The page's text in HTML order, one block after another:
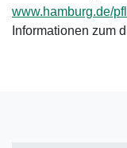
www.hamburg.de/
Informationen zum